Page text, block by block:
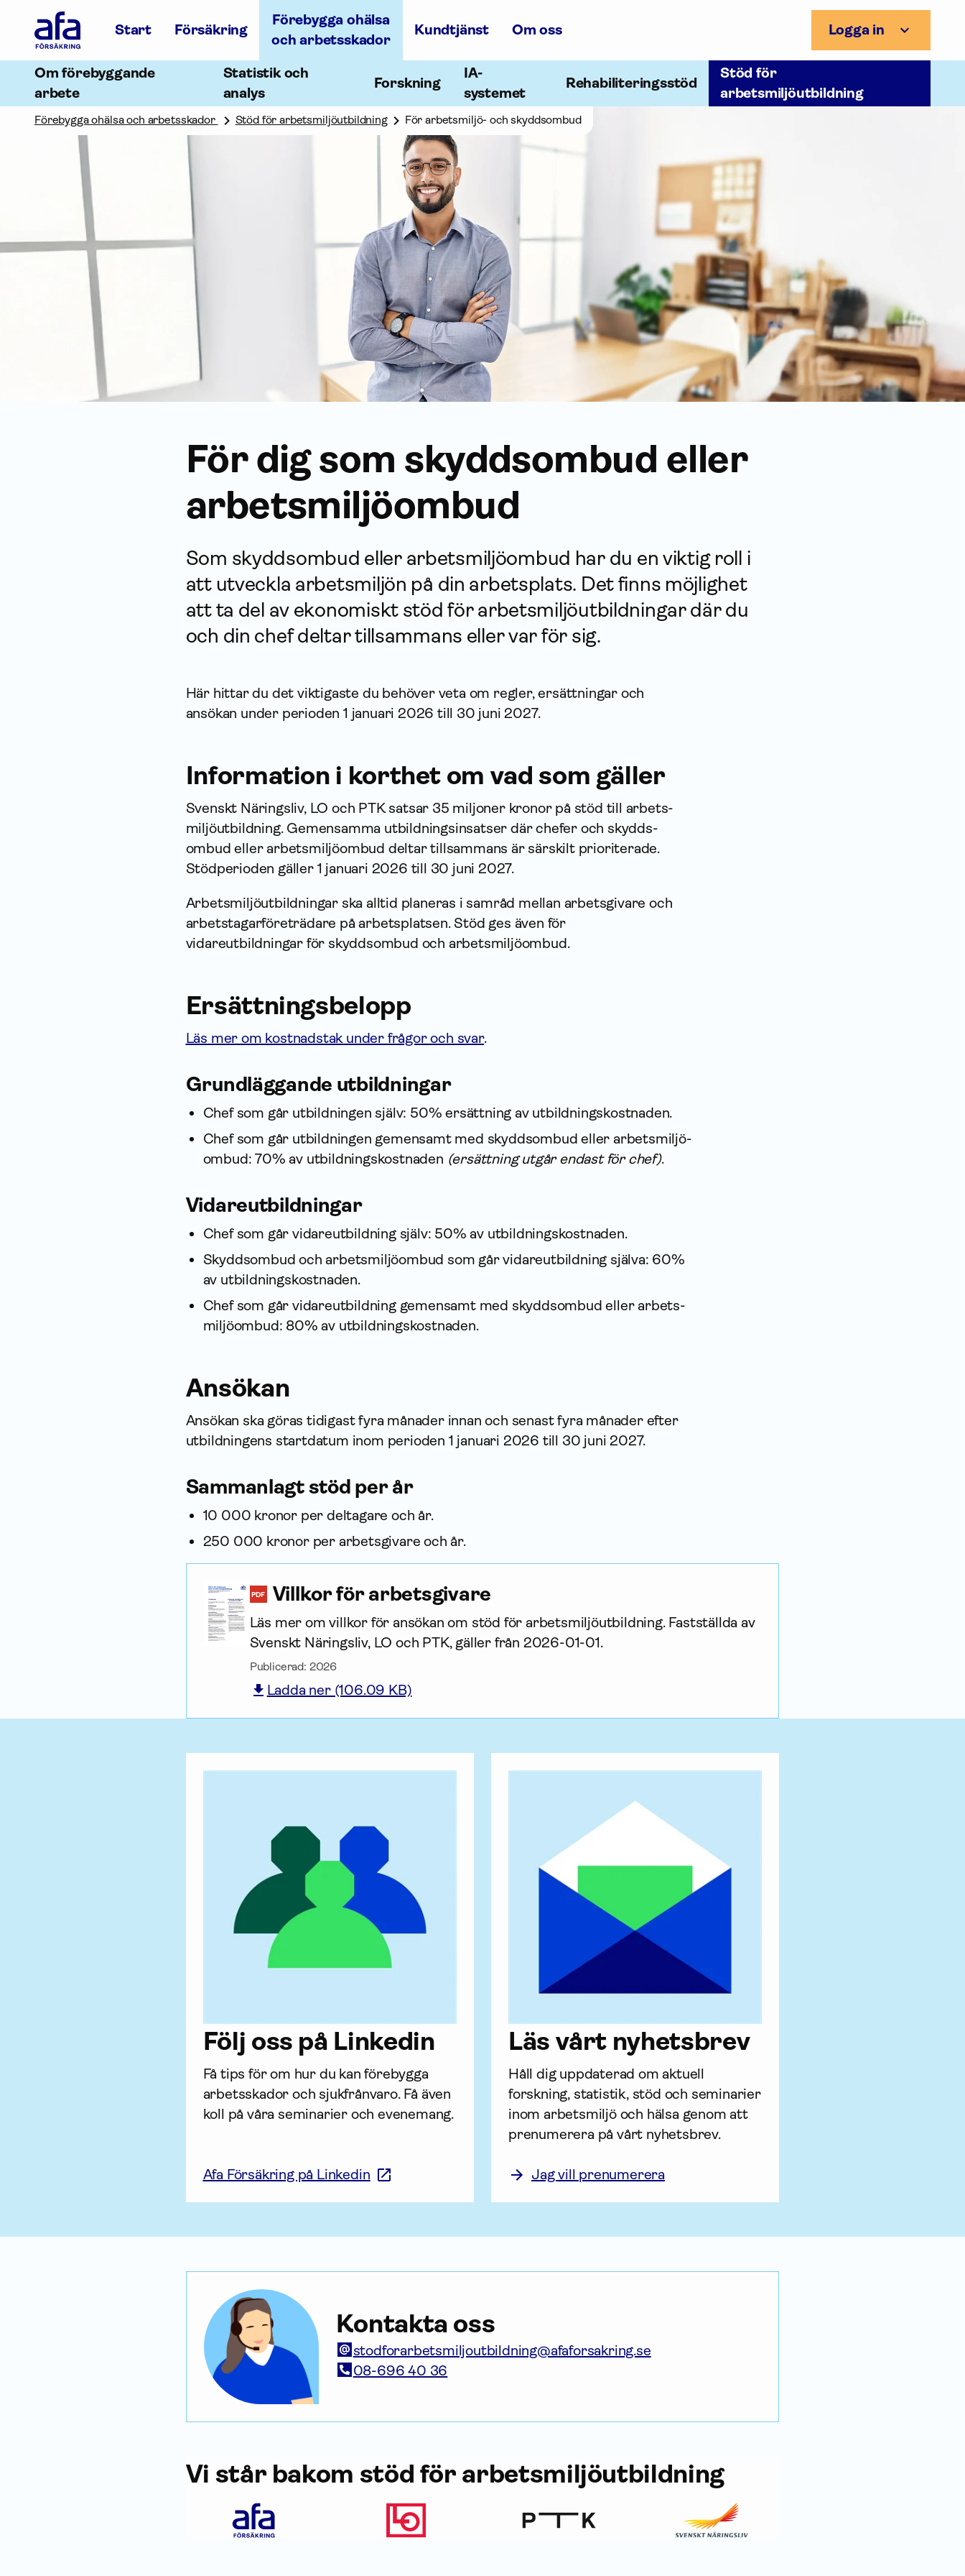
Försäkring
Gå
till
startsidan
Start Försäkring
Förebygga ohälsa
och arbetsskador
Kundtjänst Om oss Logga in
Om förebyggande
arbete
Statistik och
analys
Forskning
IA-
systemet
Rehabiliteringsstöd
Stöd för
arbetsmiljöutbildning
Förebygga ohälsa och arbetsskador Stöd för arbetsmiljöutbildning För arbetsmiljö- och skyddsombud
För dig som skydds­ombud eller
arbets­miljö­ombud
Som skydds­ombud eller arbets­miljö­ombud har du en viktig roll i
att utveckla arbetsmiljön på din arbetsplats. Det finns möjlighet
att ta del av ekonomiskt stöd för arbets­miljö­utbildningar där du
och din chef deltar tillsammans eller var för sig.
Här hittar du det viktigaste du behöver veta om regler, ersättningar och
ansökan under perioden 1 januari 2026 till 30 juni 2027.
Infor­mation i korthet om vad som gäller
Svenskt Näringsliv, LO och PTK satsar 35 miljoner kronor på stöd till arbets­
miljö­utbildning. Gemensamma utbildningsinsatser där chefer och skydds­
ombud eller arbets­miljö­ombud deltar tillsammans är särskilt prioriterade.
Stödperioden gäller 1 januari 2026 till 30 juni 2027.
Arbets­miljö­utbildningar ska alltid planeras i samråd mellan arbetsgivare och
arbetstagarföreträdare på arbetsplatsen. Stöd ges även för
vidareutbildningar för skydds­ombud och arbets­miljö­ombud.
Ersättningsbelopp
Läs mer om kostnadstak under frågor och svar.
Grund­läggande utbildningar
Chef som går utbildningen själv: 50% ersättning av utbildningskostnaden.
Chef som går utbildningen gemensamt med skydds­ombud eller arbets­miljö­
ombud: 70% av utbildningskostnaden (ersättning utgår endast för chef).
Vidareutbildningar
Chef som går vidareutbildning själv: 50% av utbildningskostnaden.
Skydds­ombud och arbets­miljö­ombud som går vidareutbildning själva: 60%
av utbildningskostnaden.
Chef som går vidareutbildning gemensamt med skydds­ombud eller arbets­
miljö­ombud: 80% av utbildningskostnaden.
Ansökan
Ansökan ska göras tidigast fyra månader innan och senast fyra månader efter
utbildningens startdatum inom perioden 1 januari 2026 till 30 juni 2027.
Sammanlagt stöd per år
10 000 kronor per deltagare och år.
250 000 kronor per arbetsgivare och år.
PDF Villkor för arbetsgivare
Läs mer om villkor för ansökan om stöd för arbets­miljö­utbildning. Fastställda av
Svenskt Näringsliv, LO och PTK, gäller från 2026-01-01.
Publicerad: 2026
Ladda ner (106.09 KB)
Följ oss på Linkedin
Få tips för om hur du kan förebygga
arbets­skador och sjukfrånvaro. Få även
koll på våra seminarier och evenemang.
Afa Försäkring på Linkedin
Läs vårt nyhetsbrev
Håll dig uppdaterad om aktuell
forskning, statistik, stöd och seminarier
inom arbetsmiljö och hälsa genom att
prenumerera på vårt nyhetsbrev.
Jag vill prenumerera
Kontakta oss
stodforarbetsmiljoutbildning@afaforsakring.se
08-696 40 36
Vi står bakom stöd för arbets­miljö­utbildning